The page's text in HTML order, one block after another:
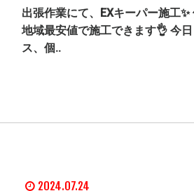
出張作業にて、EXキーパー施工
地域最安値で施工できます👌 今
ス、個..
2024.07.24